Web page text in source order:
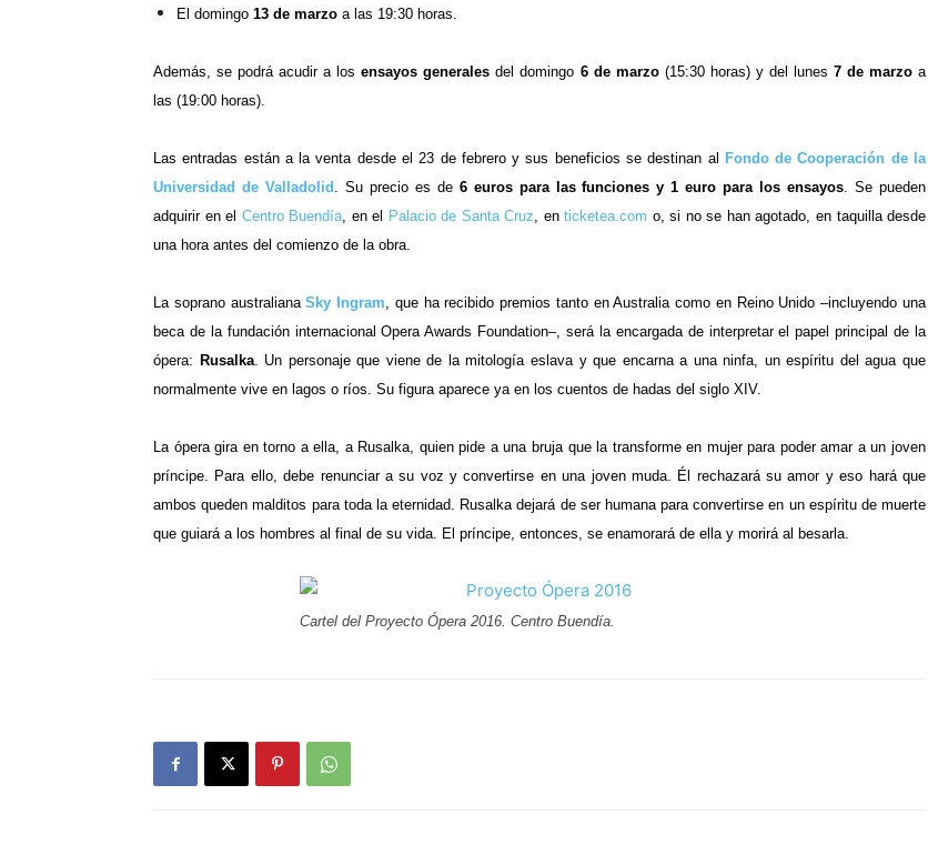
El domingo 13 de marzo a las 19:30 horas.
Además, se podrá acudir a losensayos generales del domingo 6 de marzo (15:30 horas) y del lunes 7 de marzoa
las (19:00 horas).
Las entradas están a la venta desde el 23 de febrero y sus beneficios se destinan al Fondo de Cooperación de la
Universidad de Valladolid . Su precio es de 6 euros para las funciones y 1 euro para los ensayos. Se pueden
adquirir en el Centro Buendía, en el Palacio de Santa Cruz, enticketea.com o, si no se han agotado, en taquilla desde
una hora antes del comienzo de la obra.
La soprano australianaSky Ingram, que ha recibido premios tanto en Australia como en Reino Unido –incluyendo una
beca de la fundación internacional Opera Awards Foundation–, será la encargada de interpretar el papel principal de la
ópera: Rusalka. Un personaje que viene de la mitología eslava y que encarna a una ninfa, un espíritu del agua que
normalmente vive en lagos o ríos. Su figura aparece ya en los cuentos de hadas del siglo XIV.
La ópera gira en torno a ella, a Rusalka, quien pide a una bruja que la transforme en mujer para poder amar a un joven
príncipe. Para ello, debe renunciar a su voz y convertirse en una joven muda. Él rechazará su amor y eso hará que
ambos queden malditos para toda la eternidad. Rusalka dejará de ser humana para convertirse en un espíritu de muerte
que guiará a los hombres al final de su vida. El príncipe, entonces, se enamorará de ella y morirá al besarla.
Cartel del Proyecto Ópera 2016. Centro Buendía.